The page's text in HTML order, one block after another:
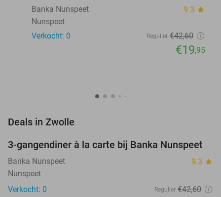
Banka Nunspeet
9.3 star
Nunspeet
Verkocht: 0
Regulier €42,60
€19,95
Deals in Zwolle
53%
NEW
TODAY
3-gangendiner à la carte bij Banka Nunspeet
Banka Nunspeet 9.3 star
Nunspeet
Verkocht: 0
Regulier €42,60